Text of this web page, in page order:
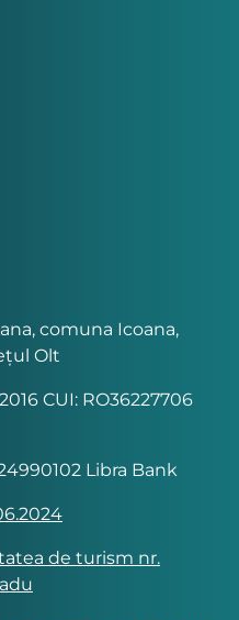
comuna Icoana,
Olt
CUI: RO36227706
Libra Bank
de turism nr.